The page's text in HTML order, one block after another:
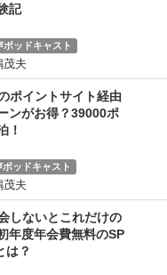
記
ポッドキャスト
茂夫
ポイントサイト経由
ンがお得？39000ポ
！
ポッドキャスト
茂夫
しないとこれだけの
年度年会費無料のSP
は？